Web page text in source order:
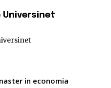
Universinet
in economia